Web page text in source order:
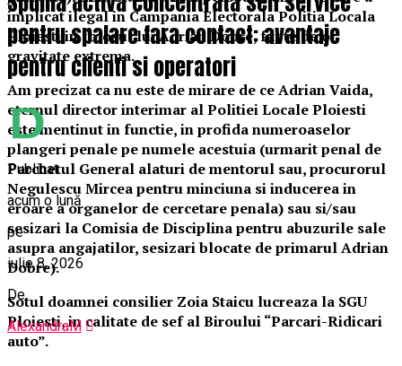
implicat ilegal in Campania Electorala Politia Locala
Ploiesti in folosul lui Adrian Dobre, fapte de o
gravitate extrema.
Am precizat ca nu este de mirare de ce Adrian Vaida,
eternul director interimar al Politiei Locale Ploiesti
este mentinut in functie, in profida numeroaselor
plangeri penale pe numele acestuia (urmarit penal de
Parchetul General alaturi de mentorul sau, procurorul
Negulescu Mircea pentru minciuna si inducerea in
eroare a organelor de cercetare penala) sau si/sau
sesizari la Comisia de Disciplina pentru abuzurile sale
asupra angajatilor, sesizari blocate de primarul Adrian
Dobre).
Sotul doamnei consilier Zoia Staicu lucreaza la SGU
Ploiesti, in calitate de sef al Biroului “Parcari-Ridicari
auto”.
pentru spalare fara contact: avantaje
pentru clienti si operatori
Publicat
acum o lună
pe
iulie 8, 2026
De
AlexandraM